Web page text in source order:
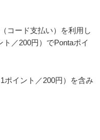
コード支払い）を利用し
／200円）でPontaポイ
イント／200円）を含み